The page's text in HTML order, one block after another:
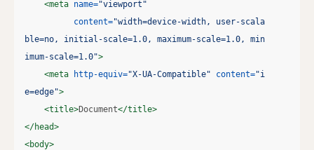
<meta name="viewport"
content="width=device-width, user-scala
ble=no, initial-scale=1.0, maximum-scale=1.0, min
imum-scale=1.0">
<meta
http-equiv="X-UA-Compatible" content="i
e=edge">
<title>Document</title>
</head>
<body>